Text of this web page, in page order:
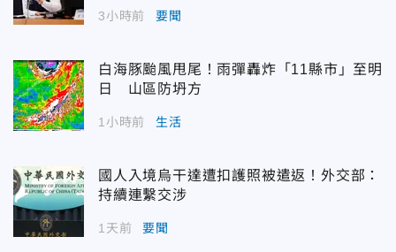
3小時前 要聞
白海豚颱風甩尾！雨彈轟炸「11縣市」至明
日 山區防坍方
1小時前 生活
國人入境烏干達遭扣護照被遣返！外交部：
持續連繫交涉
1天前 要聞